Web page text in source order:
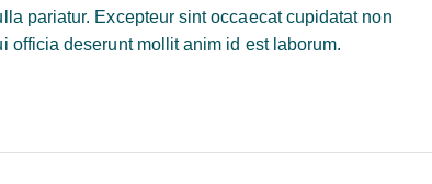
pariatur. Excepteur sint occaecat cupidatat non
officia deserunt mollit anim id est laborum.